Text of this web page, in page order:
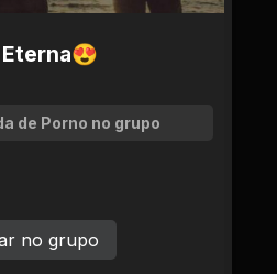
de Porno no grupo
no grupo